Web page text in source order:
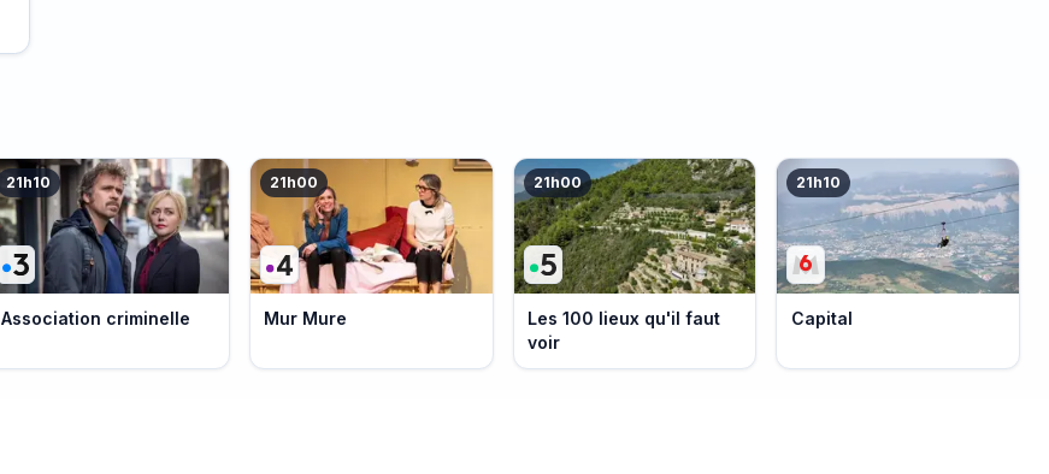
21h10
Association criminelle
21h00
Mur Mure
21h00
Les 100 lieux qu'il faut
voir
21h10
Capital